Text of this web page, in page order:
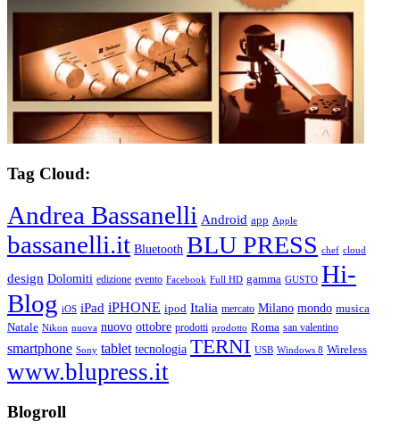
Tag Cloud:
Andrea Bassanelli Android app Apple
bassanelli.it Bluetooth BLU PRESS chef cloud
design Dolomiti edizione evento Facebook Full HD gamma GUSTO Hi-
Blog iOS iPad iPHONE ipod Italia mercato Milano mondo musica
Natale Nikon nuova nuovo ottobre prodotti prodotto Roma san valentino
smartphone Sony tablet tecnologia TERNI USB Windows 8 Wireless
www.blupress.it
Blogroll